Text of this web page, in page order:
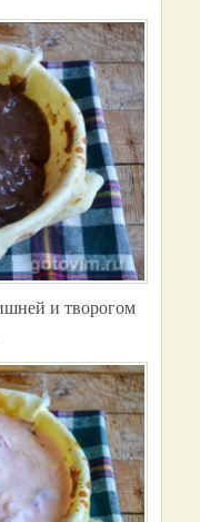
и творогом